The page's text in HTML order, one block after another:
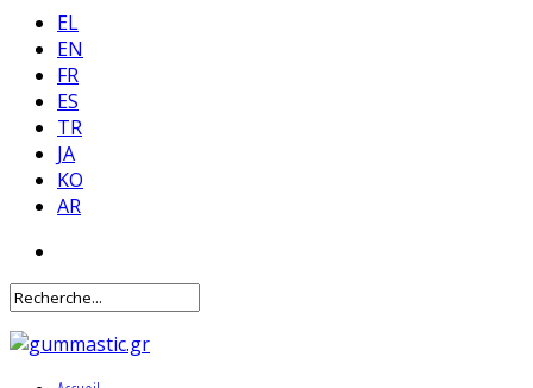
EL
EN
FR
ES
TR
JA
KO
AR